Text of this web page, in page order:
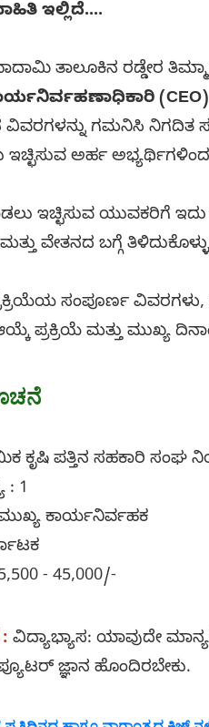
ಇಲ್ಲಿದೆ....
ತಾಲೂಕಿನ ರಡ್ಡೇರ
(CEO)
ವಿವರಗಳನ್ನು ಗಮನಿಸಿ
ಇಚ್ಛಿಸುವ ಅರ್ಹ
ಇಚ್ಛಿಸುವ ಯುವಕರಿಗೆ
ವೇತನದ ಬಗ್ಗೆ
ಸಂಪೂರ್ಣ ವಿವರಗಳು,
ಪ್ರಕ್ರಿಯೆ ಮತ್ತು ಮುಖ್ಯ
ಕೃಷಿ ಪತ್ತಿನ ಸಹಕಾರಿ ಸಂಘ
: 1
ಕಾರ್ಯನಿರ್ವಹಕ
- 45,000/-
ವಿದ್ಯಾಭ್ಯಾಸ: ಯಾವುದೇ
ಜ್ಞಾನ ಹೊಂದಿರಬೇಕು.